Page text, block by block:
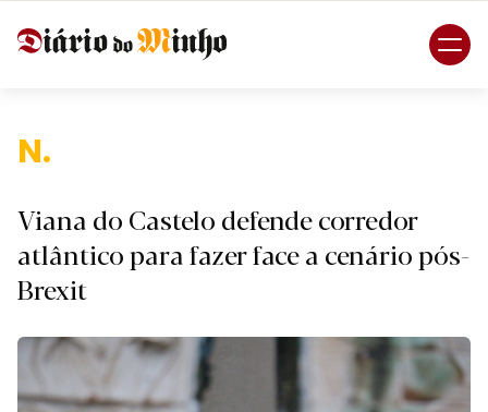
Nacion
Viana do Castelo defende corredor
atlântico para fazer face a cenário pós-
Brexit